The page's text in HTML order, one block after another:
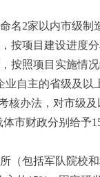
名2家以内市级
按项目建设进度
按照项目实施情
自主的省级及
核办法，对市级
市财政分别给
（包括军队院校